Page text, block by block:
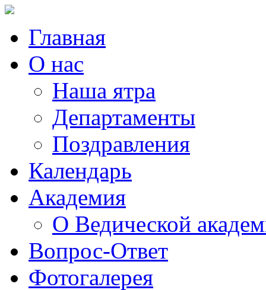
Главная
О нас
Наша ятра
Департаменты
Поздравления
Календарь
Академия
О Ведической
Вопрос-Ответ
Фотогалерея